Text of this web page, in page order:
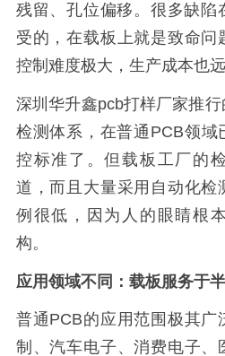
残留、孔位偏移。很多缺陷
受的，在载板上就是致命问
控制难度极大，生产成本也
深圳华升鑫pcb打样厂家推
检测体系，在普通PCB领域
控标准了。但载板工厂的
道，而且大量采用自动化检
例很低，因为人的眼睛根
构。
应用领域不同：载板服务于
普通PCB的应用范围极其广
制、汽车电子、消费电子、